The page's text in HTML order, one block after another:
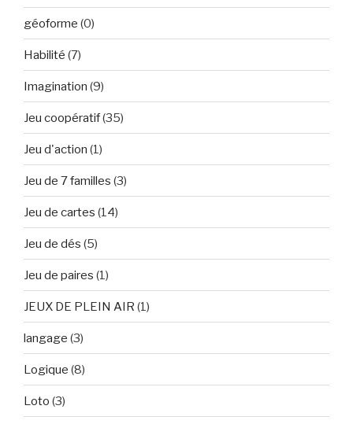
géoforme (0)
Habilité (7)
Imagination (9)
Jeu coopératif(35)
Jeu d'action (1)
Jeu de 7 familles (3)
Jeu de cartes (14)
Jeu de dés (5)
Jeu de paires (1)
JEUX DE PLEIN AIR (1)
langage (3)
Logique (8)
Loto (3)